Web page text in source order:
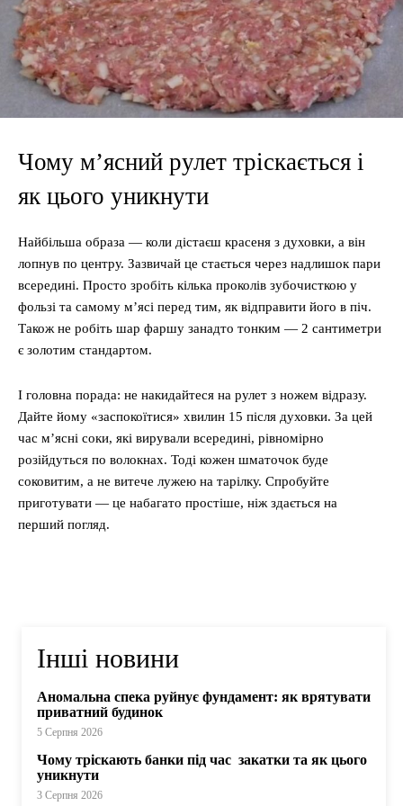
Чому м’ясний рулет тріскається і
як цього уникнути
Найбільша образа — коли дістаєш красеня з духовки, а він
лопнув по центру. Зазвичай це стається через надлишок пари
всередині. Просто зробіть кілька проколів зубочисткою у
фользі та самому м’ясі перед тим, як відправити його в піч.
Також не робіть шар фаршу занадто тонким — 2 сантиметри
є золотим стандартом.
І головна порада: не накидайтеся на рулет з ножем відразу.
Дайте йому «заспокоїтися» хвилин 15 після духовки. За цей
час м’ясні соки, які вирували всередині, рівномірно
розійдуться по волокнах. Тоді кожен шматочок буде
соковитим, а не витече лужею на тарілку. Спробуйте
приготувати — це набагато простіше, ніж здається на
перший погляд.
Інші новини
Аномальна спека руйнує фундамент: як врятувати
приватний будинок
5 Серпня 2026
Чому тріскають банки під час закатки та як цього
уникнути
3 Серпня 2026